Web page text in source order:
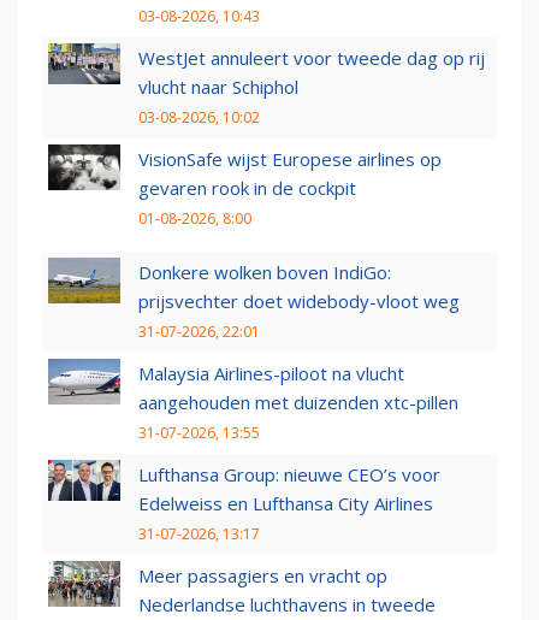
03-08-2026, 10:43
WestJet annuleert voor tweede dag op rij
vlucht naar Schiphol
03-08-2026, 10:02
VisionSafe wijst Europese airlines op
gevaren rook in de cockpit
01-08-2026, 8:00
Donkere wolken boven IndiGo:
prijsvechter doet widebody-vloot weg
31-07-2026, 22:01
Malaysia Airlines-piloot na vlucht
aangehouden met duizenden xtc-pillen
31-07-2026, 13:55
Lufthansa Group: nieuwe CEO’s voor
Edelweiss en Lufthansa City Airlines
31-07-2026, 13:17
Meer passagiers en vracht op
Nederlandse luchthavens in tweede